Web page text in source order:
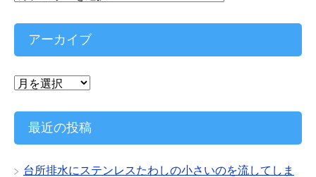
ゴ
ー
アーカイブ
ア
カ
ブ
最近の投稿
台所排水にステンレスたわしの小さいのを流してしま